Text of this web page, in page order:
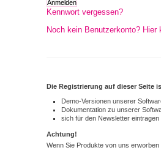
Kennwort vergessen?
Noch kein Benutzerkonto?
Die Registrierung auf dieser Seite
Demo-Versionen unserer
Dokumentation zu unserer
sich für den Newsletter eintragen
Achtung!
Wenn Sie Produkte von uns